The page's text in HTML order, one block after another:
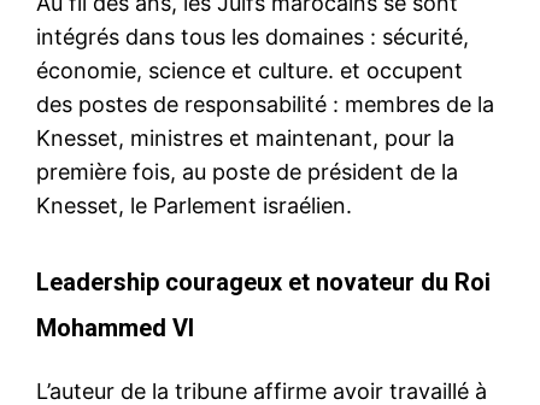
intégrés dans tous les domaines : sécurité,
économie, science et culture. et occupent
des postes de responsabilité : membres de la
Knesset, ministres et maintenant, pour la
première fois, au poste de président de la
Knesset, le Parlement israélien.
Leadership courageux et novateur du Roi
Mohammed VI
L’auteur de la tribune affirme avoir travaillé à